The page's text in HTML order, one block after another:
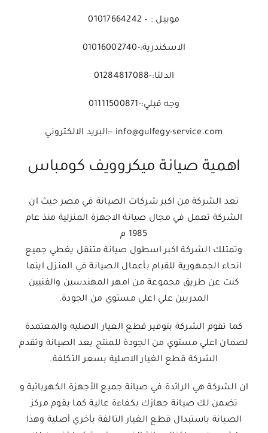
موبيل : – 01017664242
الاسكندرية:-01016002740
الدلتا:-01284817088
وجه قبلي:-01111500871
info@gulfegy-service.com -:البريد الالكتروني
اهمية صيانة ميكروويف كومباس
تعد الشركة من اكبر شركات الصيانة في مصر حيث ان
الشركة تعمل في مجال صيانة الاجهزة المنزلية منذ عام
1985 م
وتمتلك الشركة اكبر اسطول صيانة متنقل يغطي جميع
انحاء الجمهورية للقيام بأعمال الصيانة في المنزل اينما
كنت عن طريق مجموعة من امهر المهندسين والفنيين
المدربين علي اعلي مستوي من الجودة.
كما تقوم الشركة بتوفير قطع الغيار الاصليه والمعتمدة
لضمان اعلي مستوي من الجودة للمنتج بعد الصيانة وتقدم
الشركة قطع الغيار الاصلية بسعر التكلفة.
ان الشركة هي الرائدة في صيانة جميع الأجهزة الكهربائية و
تضمن لك صيانة جهازك بكفاءة عالية كما يقوم مركز
الصيانة باستبدال قطع الغيار التالفة بأخري أصلية وهذا